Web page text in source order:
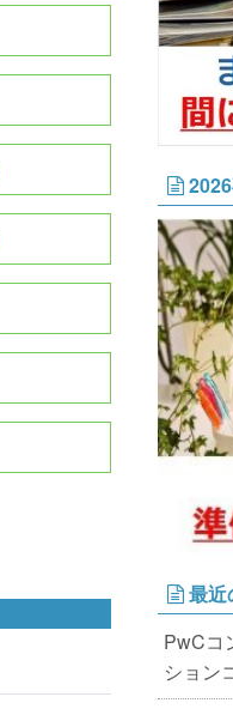
最近
PwCコ
ション